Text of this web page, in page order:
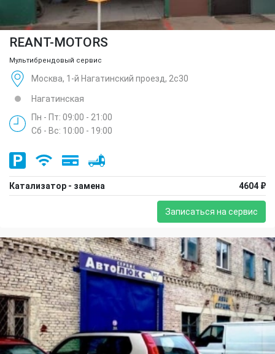
REANT-MOTORS
Мультибрендовый сервис
Москва, 1-й Нагатинский проезд, 2с30
Нагатинская
Пн - Пт: 09:00 - 21:00
Сб - Вс: 10:00 - 19:00
Катализатор - замена 4604 ₽
Записаться на сервис